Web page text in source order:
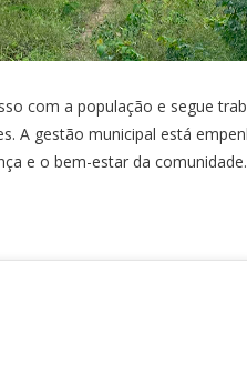
com a população e segue
A gestão municipal está
e o bem-estar da comunidade.